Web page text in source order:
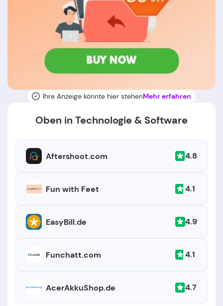
Ihre Anzeige könnte hier stehenMehr erfahren
Oben in Technologie & Software
Aftershoot.com 4.8
Fun with Feet 4.1
EasyBill.de 4.9
Funchatt.com 4.1
AcerAkkuShop.de 4.7